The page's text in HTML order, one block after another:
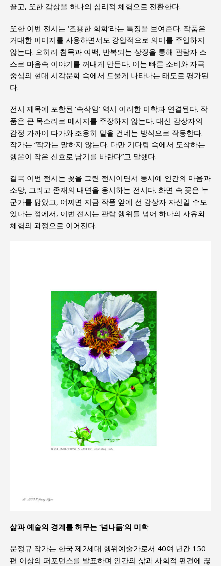
끌고, 또한 감상을 하나의 심리적 체험으로 전환한다.
또한 이번 전시는 ‘조용한 회화’라는 특징을 보여준다. 작품은
거대한 이미지를 사용하면서도 강압적으로 의미를 주입하지
않는다. 오히려 침묵과 여백, 반복되는 상징을 통해 관람자 스
스로 마음속 이야기를 꺼내게 만든다. 이는 빠른 소비와 자극
중심의 현대 시각문화 속에서 드물게 나타나는 태도로 평가된
다.
전시 제목에 포함된 ‘속삭임’ 역시 이러한 미학과 연결된다. 작
품은 큰 목소리로 메시지를 주장하지 않는다. 대신 감상자의
감정 가까이 다가와 조용히 말을 건네는 방식으로 작동한다.
작가는 “작가는 말하지 않는다. 다만 기다림 속에서 도착하는
행운이 작은 신호로 남기를 바란다”고 말했다.
결국 이번 전시는 꽃을 그린 전시이면서 동시에 인간의 마음과
소망, 그리고 존재의 내면을 응시하는 전시다. 화면 속 꽃은 누
군가를 닮았고, 어쩌면 지금 작품 앞에 선 감상자 자신일 수도
있다는 점에서, 이번 전시는 관람 행위를 넘어 하나의 사유와
체험의 과정으로 이어진다.
삶과 예술의 경계를 허무는 ‘넘나듦’의 미학
문정규 작가는 한국 제2세대 행위예술가로서 40여 년간 150
편 이상의 퍼포먼스를 발표하며 인간의 삶과 사회적 편견에 끊